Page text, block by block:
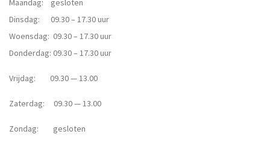
Maandag: gesloten
Dinsdag: 09.30 – 17.30 uur
Woensdag: 09.30 – 17.30 uur
Donderdag: 09.30 – 17.30 uur
Vrijdag: 09.30 — 13.00
Zaterdag: 09.30 — 13.00
Zondag: gesloten